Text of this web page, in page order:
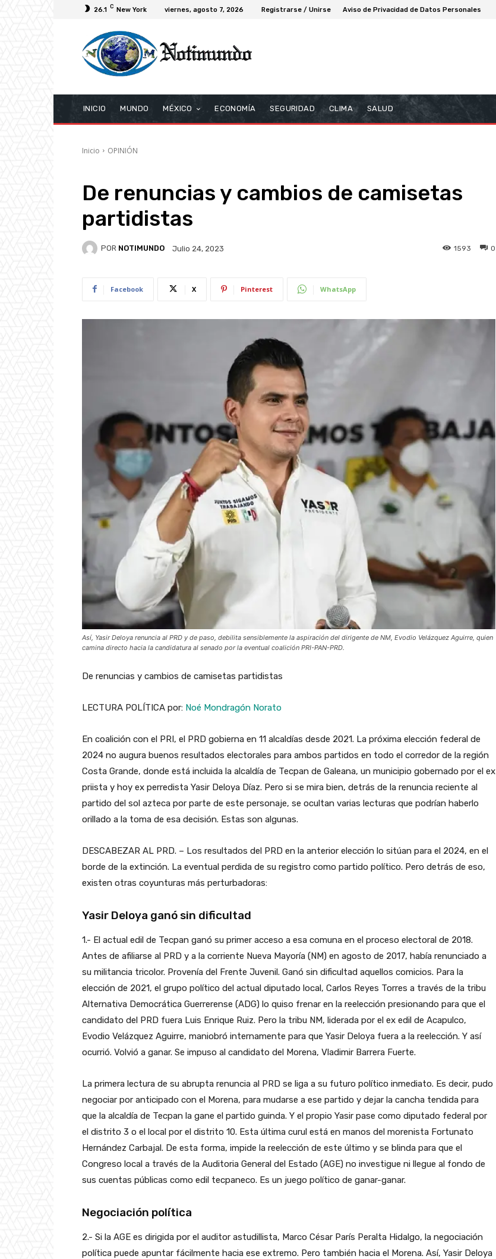
26.1 C New York viernes, agosto 7, 2026 Registrarse / Unirse Aviso de Privacidad de Datos Personales
INICIO MUNDO MÉXICO ECONOMÍA SEGURIDAD CLIMA SALUD
Inicio OPINIÓN
De renuncias y cambios de camisetas
partidistas
POR NOTIMUNDO Julio 24, 2023 0
1593
Facebook X Pinterest WhatsApp
Así, Yasir Deloya renuncia al PRD y de paso, debilita sensiblemente la aspiración del dirigente de NM, Evodio Velázquez Aguirre, quien
camina directo hacia la candidatura al senado por la eventual coalición PRI-PAN-PRD.
De renuncias y cambios de camisetas partidistas
LECTURA POLÍTICA por: Noé Mondragón Norato
En coalición con el PRI, el PRD gobierna en 11 alcaldías desde 2021. La próxima elección federal de
2024 no augura buenos resultados electorales para ambos partidos en todo el corredor de la región
Costa Grande, donde está incluida la alcaldía de Tecpan de Galeana, un municipio gobernado por el ex
priista y hoy ex perredista Yasir Deloya Díaz. Pero si se mira bien, detrás de la renuncia reciente al
partido del sol azteca por parte de este personaje, se ocultan varias lecturas que podrían haberlo
orillado a la toma de esa decisión. Estas son algunas.
DESCABEZAR AL PRD. – Los resultados del PRD en la anterior elección lo sitúan para el 2024, en el
borde de la extinción. La eventual perdida de su registro como partido político. Pero detrás de eso,
existen otras coyunturas más perturbadoras:
Yasir Deloya ganó sin dificultad
1.- El actual edil de Tecpan ganó su primer acceso a esa comuna en el proceso electoral de 2018.
Antes de afiliarse al PRD y a la corriente Nueva Mayoría (NM) en agosto de 2017, había renunciado a
su militancia tricolor. Provenía del Frente Juvenil. Ganó sin dificultad aquellos comicios. Para la
elección de 2021, el grupo político del actual diputado local, Carlos Reyes Torres a través de la tribu
Alternativa Democrática Guerrerense (ADG) lo quiso frenar en la reelección presionando para que el
candidato del PRD fuera Luis Enrique Ruiz. Pero la tribu NM, liderada por el ex edil de Acapulco,
Evodio Velázquez Aguirre, maniobró internamente para que Yasir Deloya fuera a la reelección. Y así
ocurrió. Volvió a ganar. Se impuso al candidato del Morena, Vladimir Barrera Fuerte.
La primera lectura de su abrupta renuncia al PRD se liga a su futuro político inmediato. Es decir, pudo
negociar por anticipado con el Morena, para mudarse a ese partido y dejar la cancha tendida para
que la alcaldía de Tecpan la gane el partido guinda. Y el propio Yasir pase como diputado federal por
el distrito 3 o el local por el distrito 10. Esta última curul está en manos del morenista Fortunato
Hernández Carbajal. De esta forma, impide la reelección de este último y se blinda para que el
Congreso local a través de la Auditoria General del Estado (AGE) no investigue ni llegue al fondo de
sus cuentas públicas como edil tecpaneco. Es un juego político de ganar-ganar.
Negociación política
2.- Si la AGE es dirigida por el auditor astudillista, Marco César París Peralta Hidalgo, la negociación
política puede apuntar fácilmente hacia ese extremo. Pero también hacia el Morena. Así, Yasir Deloya